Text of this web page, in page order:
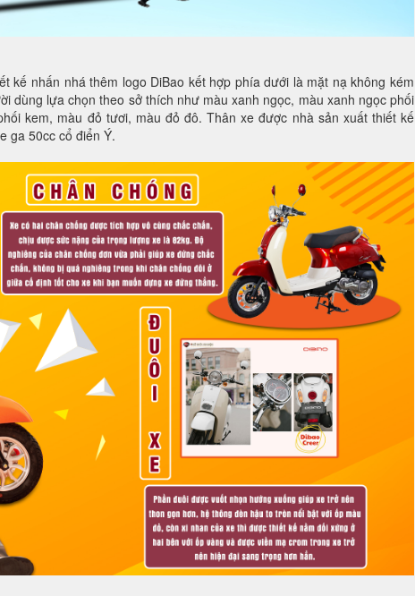
kế nhấn nhá thêm logo DiBao kết hợp phía dưới là mặt nạ không kém
dùng lựa chọn theo sở thích như màu xanh ngọc, màu xanh ngọc phối
kem, màu đỏ tươi, màu đỏ đô. Thân xe được nhà sản xuất thiết kế
ga 50cc cổ điển Ý.